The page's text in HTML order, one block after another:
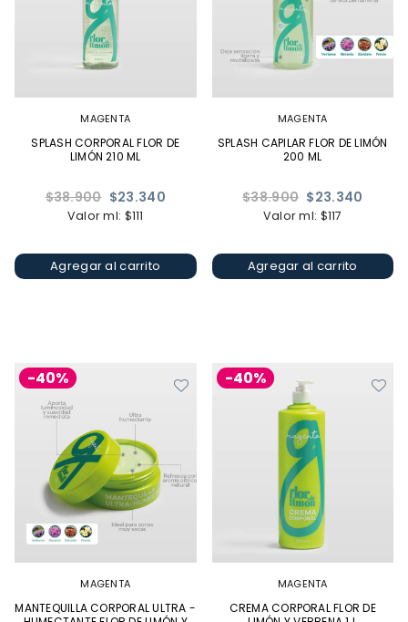
MAGENTA
SPLASH CORPORAL FLOR DE
LIMÓN 210 ML
Precio
habitual
$38.900 $23.340
Valor ml: $111
Agregar al carrito
MAGENTA
SPLASH CAPILAR FLOR DE LIMÓN
200 ML
Precio
habitual
$38.900 $23.340
Valor ml: $117
Agregar al carrito
-40%
MAGENTA
MANTEQUILLA CORPORAL ULTRA -
-40%
MAGENTA
CREMA CORPORAL FLOR DE